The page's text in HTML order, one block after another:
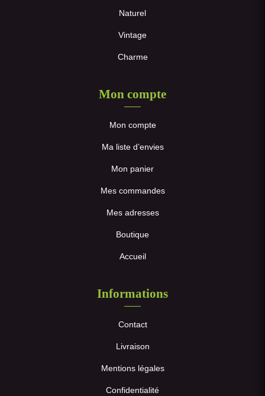
Naturel
Vintage
Charme
Mon compte
Mon compte
Ma liste d’envies
Mon panier
Mes commandes
Mes adresses
Boutique
Accueil
Informations
Contact
Livraison
Mentions légales
Confidentialité